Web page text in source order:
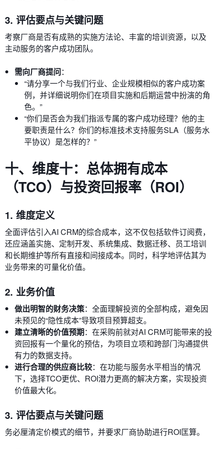
3. 评估要点与关键问题
考察厂商是否有成熟的实施方法论、丰富的培训资源，以及
主动服务的客户成功团队。
需向厂商提问：
“请分享一个与我们行业、企业规模相似的客户成功案
例，并详细说明你们在项目实施和后期运营中扮演的角
色。”
“你们是否会为我们指派专属的客户成功经理？他的主
要职责是什么？你们的标准技术支持服务SLA（服务水
平协议）是怎样的？”
十、维度十：总体拥有成本
（TCO）与投资回报率（ROI）
1. 维度定义
全面评估引入AI CRM的综合成本，这不仅包括软件订阅费，
还应涵盖实施、定制开发、系统集成、数据迁移、员工培训
和长期维护等所有直接和间接成本。同时，科学地评估其为
业务带来的可量化价值。
2. 业务价值
做出明智的财务决策：全面理解投资的全部构成，避免因
未预见的“隐性成本”导致项目预算超支。
建立清晰的价值预期：在采购前就对AI CRM可能带来的投
资回报有一个量化的预估，为项目立项和跨部门沟通提供
有力的数据支持。
进行合理的供应商比较：在功能与服务水平相当的情况
下，选择TCO更优、ROI潜力更高的解决方案，实现投资
价值最大化。
3. 评估要点与关键问题
务必厘清定价模式的细节，并要求厂商协助进行ROI匡算。